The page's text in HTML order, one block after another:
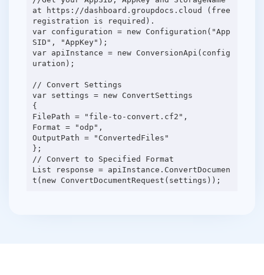
at https://dashboard.groupdocs.cloud (free
registration is required).
var configuration = new Configuration("App
SID", "AppKey");
var apiInstance = new ConversionApi(config
uration);
// Convert Settings
var settings = new ConvertSettings
{
FilePath = "file-to-convert.cf2",
Format = "odp",
OutputPath = "ConvertedFiles"
};
// Convert to Specified Format
List response = apiInstance.ConvertDocumen